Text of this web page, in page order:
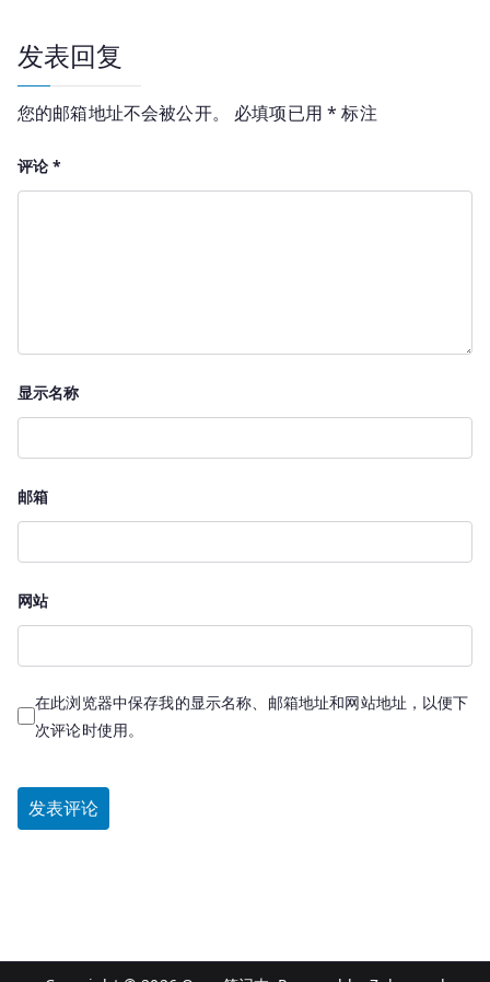
航
发表回复
您的邮箱地址不会被公开。 必填项已用* 标注
评论*
显示名称
邮箱
网站
在此浏览器中保存我的显示名称、邮箱地址和网站地址，以便下
次评论时使用。